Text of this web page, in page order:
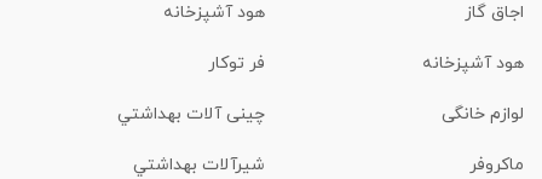
اجاق گاز هود آشپزخانه
هود آشپزخانه فر توکار
لوازم خانگی چینی آلات بهداشتي
ماكروفر شیرآلات بهداشتي